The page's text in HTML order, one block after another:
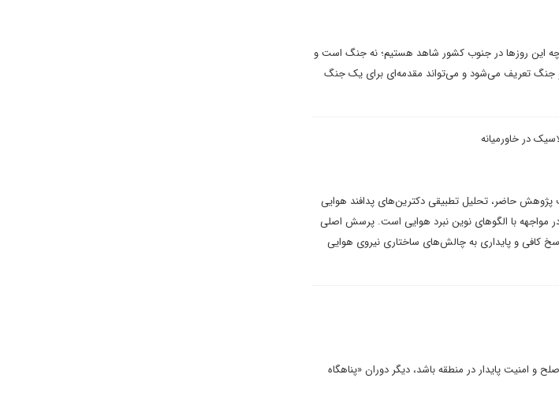
این روزها در جنوب کشور شاهد هستیم؛ نه جنگ است و
جنگ تعریف می‌شود و می‌تواند مقدمه‌ای برای یک جنگ
در خاورمیانه
پژوهش حاضر، تحلیل تطبیقی دکترین‌های پدافند هوایی
مواجهه با الگوهای نوین نبرد هوایی است. پرسش اصلی
کافی و پایداری به چالش‌های ساختاری نیروی هوایی
و امنیت پایدار در منطقه باشد، دیگر دوران «پناهگاه